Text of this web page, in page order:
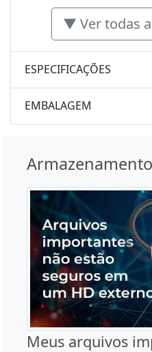
▼ Ver todas
ESPECIFICAÇÕES
EMBALAGEM
Meus arquivos